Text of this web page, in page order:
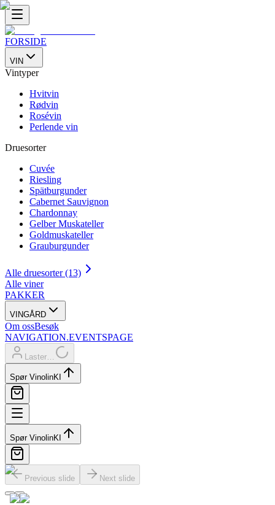
FORSIDE
VIN
Vintyper
Hvitvin
Rødvin
Rosévin
Perlende vin
Druesorter
Cuvée
Riesling
Spätburgunder
Cabernet Sauvignon
Chardonnay
Gelber Muskateller
Goldmuskateller
Grauburgunder
Alle druesorter (13)
Alle viner
PAKKER
VINGÅRD
Om ossBesøk
NAVIGATION.EVENTSPAGE
Laster…
Spør VinolinKI
Spør VinolinKI
Previous slide Next slide